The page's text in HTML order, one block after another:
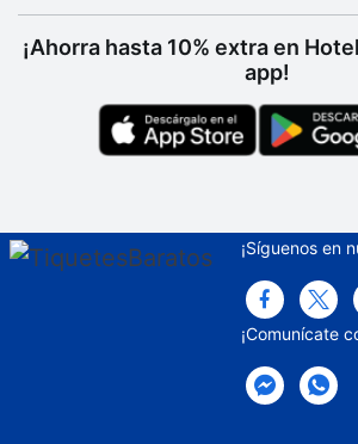
Cajero automático
Centro de negocios abierto
Niñera
Traslados al aeropuerto
Servicio de traslado de
¡Ahorra hasta 10% extra en
app!
¡Síguenos en
¡Comunícate